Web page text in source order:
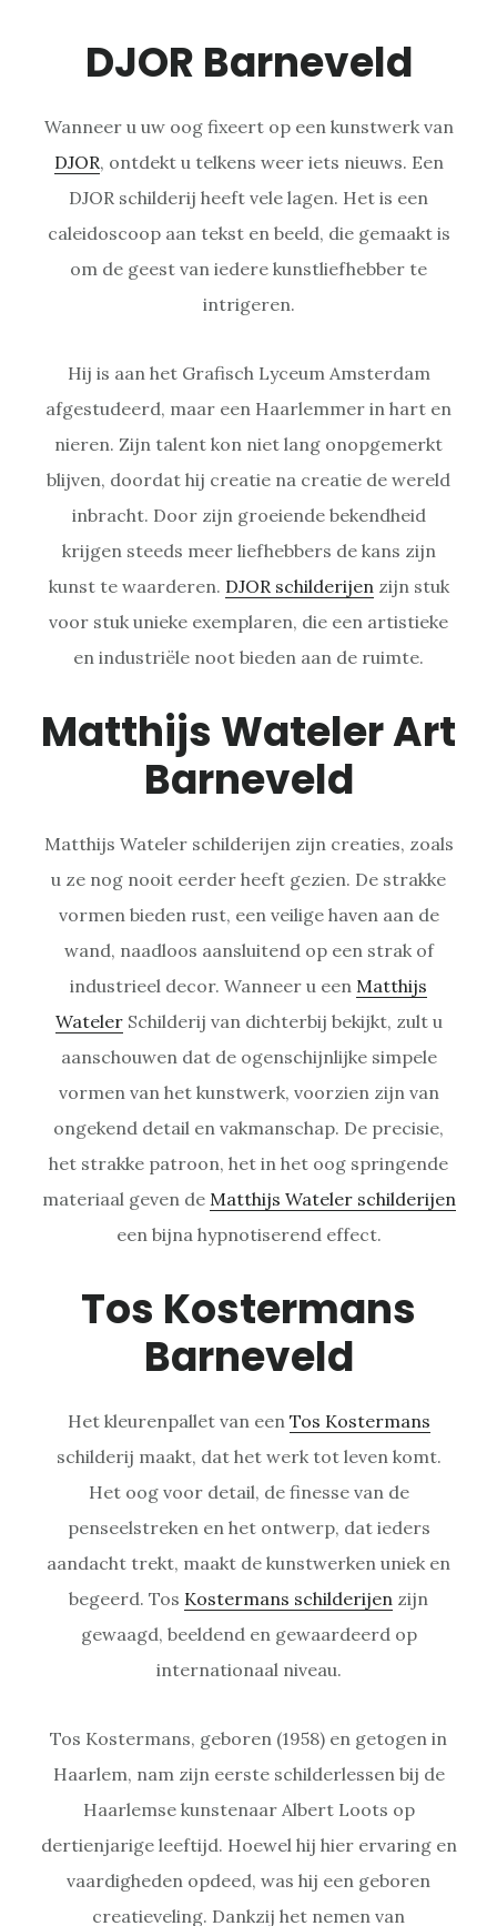
DJOR Barneveld
Wanneer u uw oog fixeert op een kunstwerk van
DJOR, ontdekt u telkens weer iets nieuws. Een
DJOR schilderij heeft vele lagen. Het is een
caleidoscoop aan tekst en beeld, die gemaakt is
om de geest van iedere kunstliefhebber te
intrigeren.
Hij is aan het Grafisch Lyceum Amsterdam
afgestudeerd, maar een Haarlemmer in hart en
nieren. Zijn talent kon niet lang onopgemerkt
blijven, doordat hij creatie na creatie de wereld
inbracht. Door zijn groeiende bekendheid
krijgen steeds meer liefhebbers de kans zijn
kunst te waarderen. DJOR schilderijen zijn stuk
voor stuk unieke exemplaren, die een artistieke
en industriële noot bieden aan de ruimte.
Matthijs Wateler Art
Barneveld
Matthijs Wateler schilderijen zijn creaties, zoals
u ze nog nooit eerder heeft gezien. De strakke
vormen bieden rust, een veilige haven aan de
wand, naadloos aansluitend op een strak of
industrieel decor. Wanneer u een Matthijs
WatelerSchilderij van dichterbij bekijkt, zult u
aanschouwen dat de ogenschijnlijke simpele
vormen van het kunstwerk, voorzien zijn van
ongekend detail en vakmanschap. De precisie,
het strakke patroon, het in het oog springende
materiaal geven de Matthijs Wateler schilderijen
een bijna hypnotiserend effect.
Tos Kostermans
Barneveld
Het kleurenpallet van een Tos Kostermans
schilderij maakt, dat het werk tot leven komt.
Het oog voor detail, de finesse van de
penseelstreken en het ontwerp, dat ieders
aandacht trekt, maakt de kunstwerken uniek en
begeerd. Tos Kostermans schilderijen zijn
gewaagd, beeldend en gewaardeerd op
internationaal niveau.
Tos Kostermans, geboren (1958) en getogen in
Haarlem, nam zijn eerste schilderlessen bij de
Haarlemse kunstenaar Albert Loots op
dertienjarige leeftijd. Hoewel hij hier ervaring en
vaardigheden opdeed, was hij een geboren
creatieveling. Dankzij het nemen van